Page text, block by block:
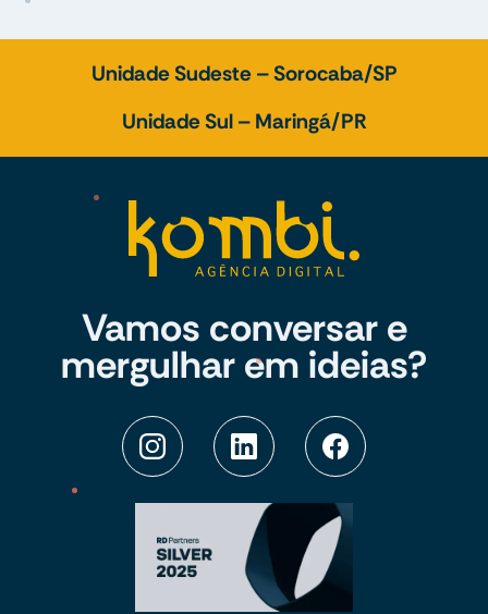
Unidade Sudeste – Sorocaba/SP
Unidade Sul – Maringá/PR
Vamos conversar e
mergulhar em ideias?